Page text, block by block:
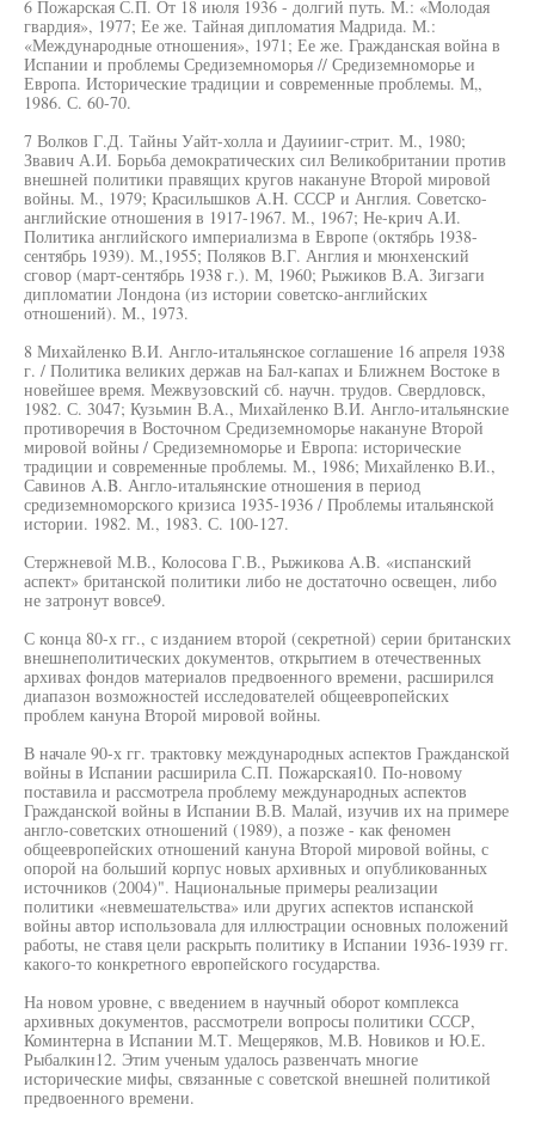
6 Пожарская С.П. От 18 июля 1936 - долгий путь. М.: «Молодая
гвардия», 1977; Ее же. Тайная дипломатия Мадрида. М.:
«Международные отношения», 1971; Ее же. Гражданская война в
Испании и проблемы Средиземноморья // Средиземноморье и
Европа. Исторические традиции и современные проблемы. М„
1986. С. 60-70.
7 Волков Г.Д. Тайны Уайт-холла и Дауиииг-стрит. М., 1980;
Звавич А.И. Борьба демократических сил Великобритании против
внешней политики правящих кругов накануне Второй мировой
войны. М., 1979; Красилышков A.H. СССР и Англия. Советско-
английские отношения в 1917-1967. М., 1967; Не-крич А.И.
Политика английского империализма в Европе (октябрь 1938-
сентябрь 1939). М.,1955; Поляков В.Г. Англия и мюнхенский
сговор (март-сентябрь 1938 г.). М, 1960; Рыжиков В.А. Зигзаги
дипломатии Лондона (из истории советско-английских
отношений). M., 1973.
8 Михайленко В.И. Англо-итальянское соглашение 16 апреля 1938
г. / Политика великих держав на Бал-капах и Ближнем Востоке в
новейшее время. Межвузовский сб. научн. трудов. Свердловск,
1982. С. 3047; Кузьмин В.А., Михайленко В.И. Англо-итальянские
противоречия в Восточном Средиземноморье накануне Второй
мировой войны / Средиземноморье и Европа: исторические
традиции и современные проблемы. М., 1986; Михайленко В.И.,
Савинов A.B. Англо-итальянские отношения в период
средиземноморского кризиса 1935-1936 / Проблемы итальянской
истории. 1982. М., 1983. С. 100-127.
Стержневой М.В., Колосова Г.В., Рыжикова A.B. «испанский
аспект» британской политики либо не достаточно освещен, либо
не затронут вовсе9.
С конца 80-х гг., с изданием второй (секретной) серии британских
внешнеполитических документов, открытием в отечественных
архивах фондов материалов предвоенного времени, расширился
диапазон возможностей исследователей общеевропейских
проблем кануна Второй мировой войны.
В начале 90-х гг. трактовку международных аспектов Гражданской
войны в Испании расширила С.П. Пожарская10. По-новому
поставила и рассмотрела проблему международных аспектов
Гражданской войны в Испании В.В. Малай, изучив их на примере
англо-советских отношений (1989), а позже - как феномен
общеевропейских отношений кануна Второй мировой войны, с
опорой на больший корпус новых архивных и опубликованных
источников (2004)". Национальные примеры реализации
политики «невмешательства» или других аспектов испанской
войны автор использовала для иллюстрации основных положений
работы, не ставя цели раскрыть политику в Испании 1936-1939 гг.
какого-то конкретного европейского государства.
На новом уровне, с введением в научный оборот комплекса
архивных документов, рассмотрели вопросы политики СССР,
Коминтерна в Испании М.Т. Мещеряков, М.В. Новиков и Ю.Е.
Рыбалкин12. Этим ученым удалось развенчать многие
исторические мифы, связанные с советской внешней политикой
предвоенного времени.